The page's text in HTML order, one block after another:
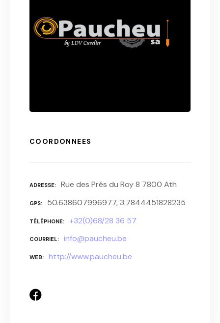
COORDONNEES
ADRESSE Rue des Prés du Roy 8 7800 Ath
GPS 50.638607996977, 3.7844451828235
TÉLÉPHONE +32(0)68/28 36 57
COURRIEL info@paucheu.be
WEB http://www.paucheu.be